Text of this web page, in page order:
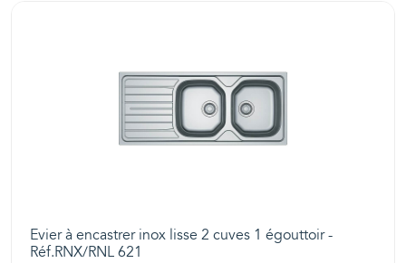
Evier à encastrer inox lisse 2 cuves 1 égouttoir -
Réf.RNX/RNL 621